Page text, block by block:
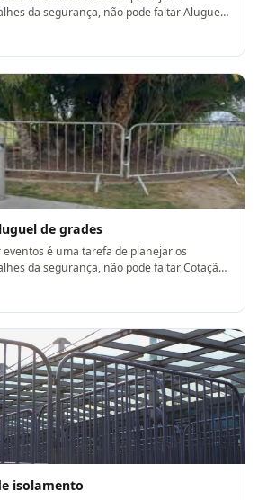
não pode faltar Aluguel
de público
de grades
é uma tarefa de planejar os
não pode faltar Cotação
isolamento